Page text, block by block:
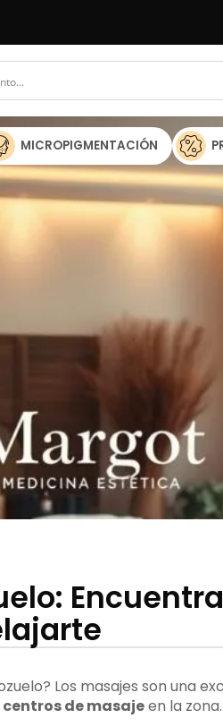
MICROPIGMENTACIÓN
Los masajes son una
centros de masajeen la